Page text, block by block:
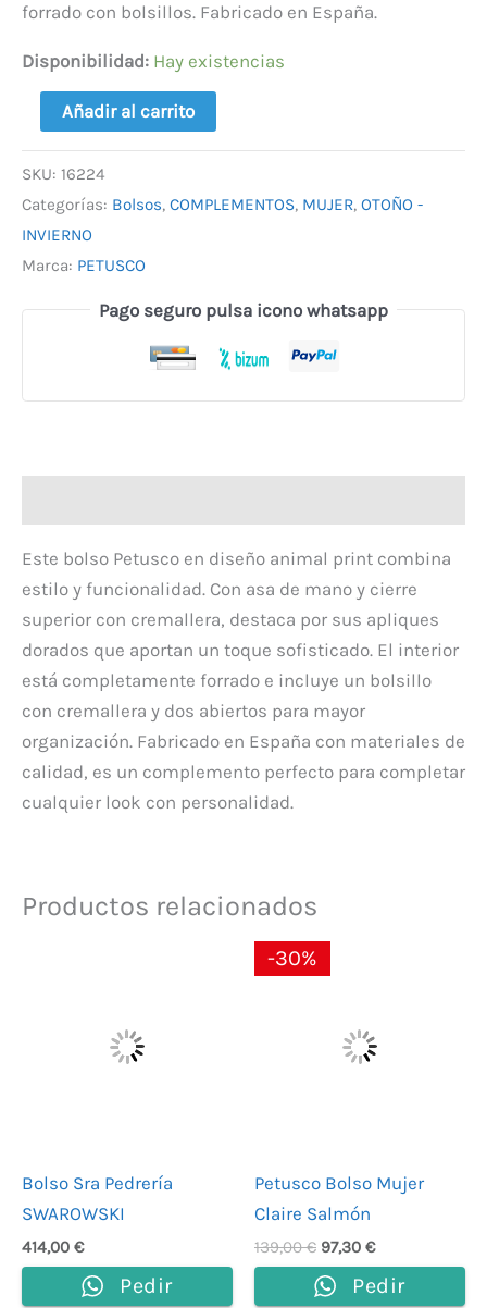
forrado con bolsillos. Fabricado en España.
Disponibilidad: Hay existencias
Añadir al carrito
SKU: 16224
Categorías: Bolsos, COMPLEMENTOS, MUJER, OTOÑO -
INVIERNO
Marca: PETUSCO
Pago seguro pulsa icono whatsapp
Este bolso Petusco en diseño animal print combina
estilo y funcionalidad. Con asa de mano y cierre
superior con cremallera, destaca por sus apliques
dorados que aportan un toque sofisticado. El interior
está completamente forrado e incluye un bolsillo
con cremallera y dos abiertos para mayor
organización. Fabricado en España con materiales de
calidad, es un complemento perfecto para completar
cualquier look con personalidad.
Productos relacionados
Bolso Sra Pedrería
SWAROWSKI
414,00 €
Pedir
-30%
Petusco Bolso Mujer
Claire Salmón
139,00€
139,00 €.
97,30 €
97,30 €.
Pedir